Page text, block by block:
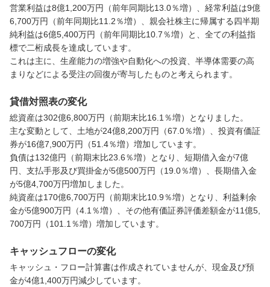
営業利益は8億1,200万円（前年同期比13.0％増）、経常利益は9億
6,700万円（前年同期比11.2％増）、親会社株主に帰属する四半期
純利益は6億5,400万円（前年同期比10.7％増）と、全ての利益指
標で二桁成長を達成しています。
これは主に、生産能力の増強や自動化への投資、半導体需要の高
まりなどによる受注の回復が寄与したものと考えられます。
貸借対照表の変化
総資産は302億6,800万円（前期末比16.1％増）となりました。
主な変動として、土地が24億8,200万円（67.0％増）、投資有価証
券が16億7,900万円（51.4％増）増加しています。
負債は132億円（前期末比23.6％増）となり、短期借入金が7億
円、支払手形及び買掛金が5億500万円（19.0％増）、長期借入金
が5億4,700万円増加しました。
純資産は170億6,700万円（前期末比10.9％増）となり、利益剰余
金が5億900万円（4.1％増）、その他有価証券評価差額金が11億5,
700万円（101.1％増）増加しています。
キャッシュフローの変化
キャッシュ・フロー計算書は作成されていませんが、現金及び預
金が4億1,400万円減少しています。